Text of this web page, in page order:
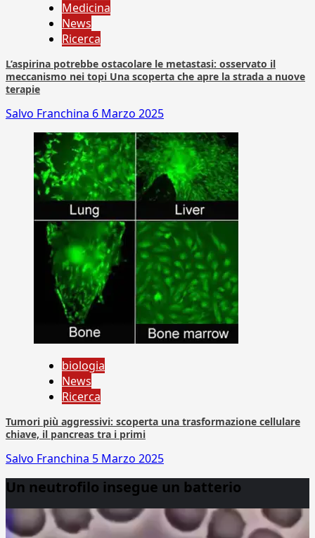
Medicina
News
Ricerca
L’aspirina potrebbe ostacolare le metastasi: osservato il
meccanismo nei topi Una scoperta che apre la strada a nuove
terapie
Salvo Franchina 6 Marzo 2025
biologia
News
Ricerca
Tumori più aggressivi: scoperta una trasformazione cellulare
chiave, il pancreas tra i primi
Salvo Franchina 5 Marzo 2025
Un neutrofilo insegue un batterio
Player